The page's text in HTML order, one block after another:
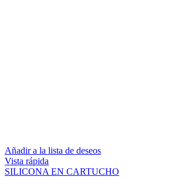
Añadir a la lista de deseos
Vista rápida
SILICONA EN CARTUCHO